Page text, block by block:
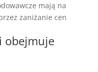
mają na
zaniżanie cen
obejmuje